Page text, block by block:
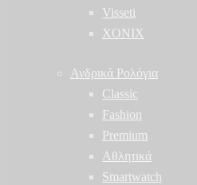
Visseti
XONIX
Ανδρικά Ρολόγια
Classic
Fashion
Premium
Αθλητικά
Smartwatch